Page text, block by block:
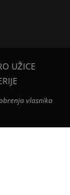
UŽICE
vlasnika